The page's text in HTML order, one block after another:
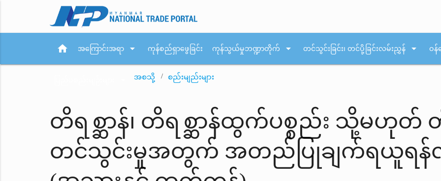
home အကြောင်းအရာ arrow_drop_down ကုန်စည်ရှာဖွေခြင်း ကုန်သွယ်မှုဘဏ္ဍာတိုက် arrow_drop_down တင်သွင်းခြင်း၊ တင်ပို့ခြင်းလမ်းညွှန် arrow_drop_down ဝန်
အစသို့ စည်းမျည်းများ
တိရစ္ဆာန်၊ တိရစ္ဆာန်ထွက်ပစ္စည်း သို့မဟုတ် တိ
တင်သွင်းမှုအတွက် အတည်ပြုချက်ရယူရန်